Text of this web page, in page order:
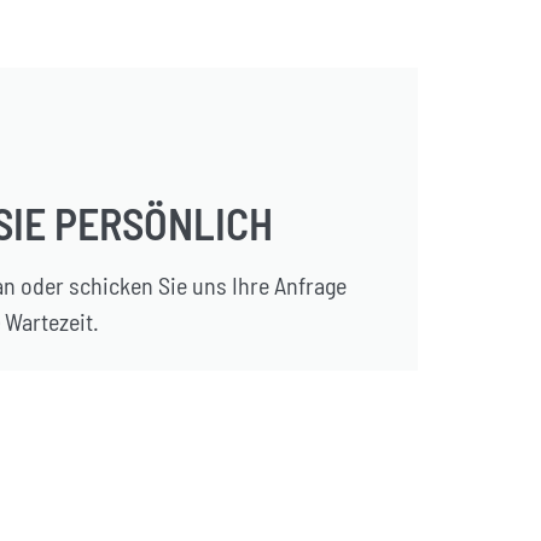
PERSÖNLICH
oder schicken Sie uns Ihre Anfrage